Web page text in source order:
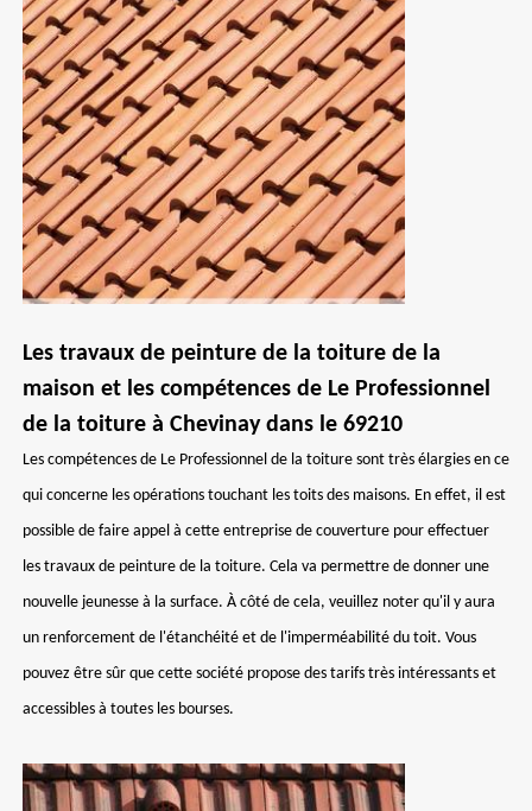
Les travaux de peinture de la toiture de la
maison et les compétences de Le Professionnel
de la toiture à Chevinay dans le 69210
Les compétences de Le Professionnel de la toiture sont très élargies en ce
qui concerne les opérations touchant les toits des maisons. En effet, il est
possible de faire appel à cette entreprise de couverture pour effectuer
les travaux de peinture de la toiture. Cela va permettre de donner une
nouvelle jeunesse à la surface. À côté de cela, veuillez noter qu'il y aura
un renforcement de l'étanchéité et de l'imperméabilité du toit. Vous
pouvez être sûr que cette société propose des tarifs très intéressants et
accessibles à toutes les bourses.